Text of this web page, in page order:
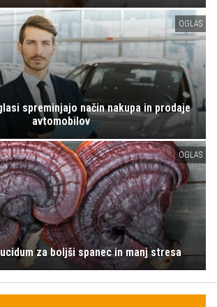
OGLAS
spreminjajo način nakupa in prodaje
avtomobilov
OGLAS
za boljši spanec in manj stresa